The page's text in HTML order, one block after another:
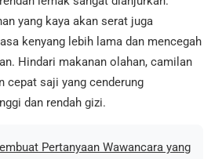
yang kaya akan serat juga
kenyang lebih lama dan mencegah
Hindari makanan olahan, camilan
cepat saji yang cenderung
dan rendah gizi.
Pertanyaan Wawancara yang